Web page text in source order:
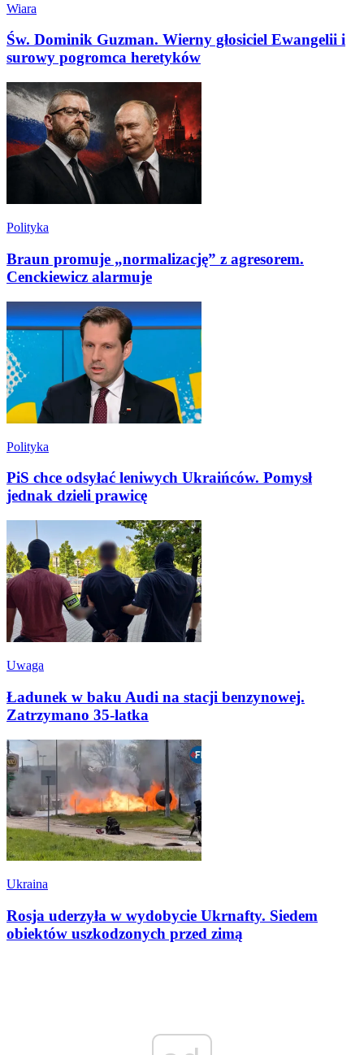
Wiara
Św. Dominik Guzman. Wierny głosiciel Ewangelii i
surowy pogromca heretyków
Polityka
Braun promuje „normalizację” z agresorem.
Cenckiewicz alarmuje
Polityka
PiS chce odsyłać leniwych Ukraińców. Pomysł
jednak dzieli prawicę
Uwaga
Ładunek w baku Audi na stacji benzynowej.
Zatrzymano 35-latka
Ukraina
Rosja uderzyła w wydobycie Ukrnafty. Siedem
obiektów uszkodzonych przed zimą